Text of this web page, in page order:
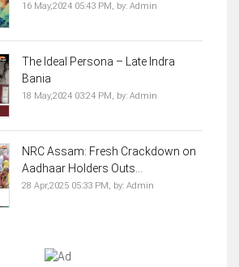
16 May,2024 05:43 PM, by: Admin
The Ideal Persona – Late Indra
Bania
18 May,2024 03:24 PM, by: Admin
NRC Assam: Fresh Crackdown on
Aadhaar Holders Outs...
28 Apr,2025 05:33 PM, by: Admin